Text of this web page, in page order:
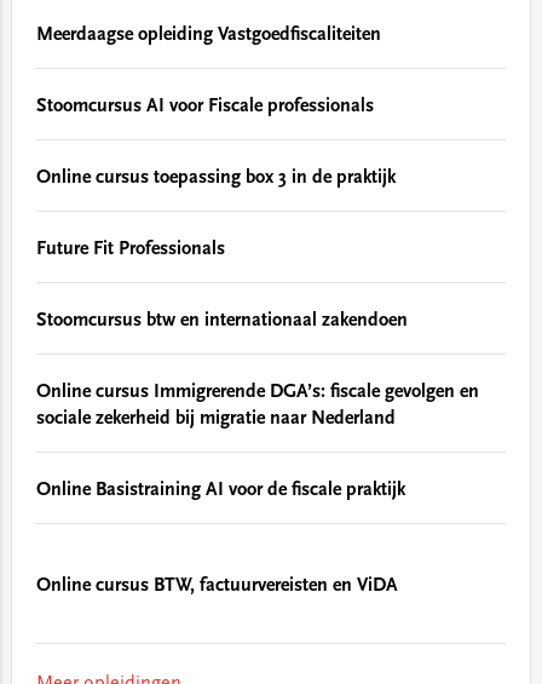
Meerdaagse opleiding Vastgoedfiscaliteiten
Stoomcursus AI voor Fiscale professionals
Online cursus toepassing box 3 in de praktijk
Future Fit Professionals
Stoomcursus btw en internationaal zakendoen
Online cursus Immigrerende DGA’s: fiscale gevolgen en
sociale zekerheid bij migratie naar Nederland
Online Basistraining AI voor de fiscale praktijk
Online cursus BTW, factuurvereisten en ViDA